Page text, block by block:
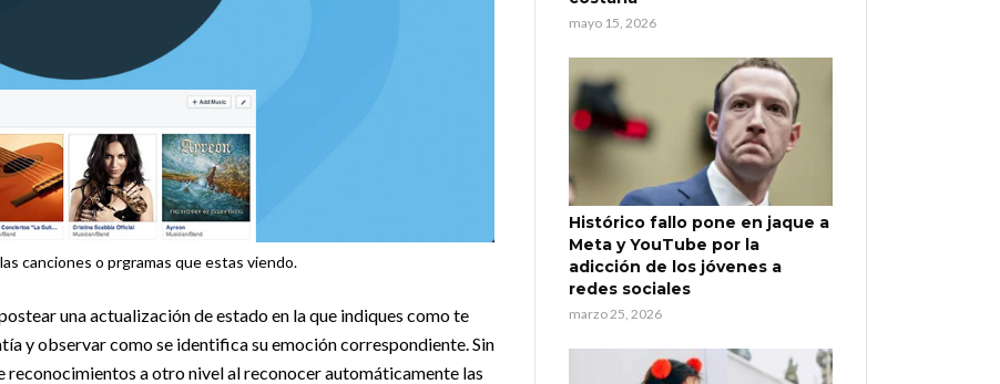
canciones o prgramas que estas viendo.
una actualización de estado en la que indiques como te
y observar como se identifica su emoción correspondiente. Sin
a otro nivel al reconocer automáticamente las
mayo 15, 2026
Histórico fallo pone en jaque a
Meta y YouTube por la
adicción de los jóvenes a
redes sociales
marzo 25, 2026